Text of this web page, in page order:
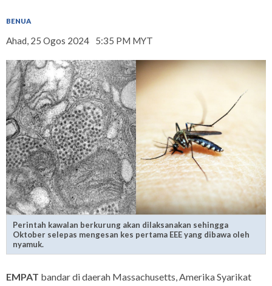
BENUA
Ahad, 25 Ogos 2024 5:35 PM MYT
Perintah kawalan berkurung akan dilaksanakan sehingga
Oktober selepas mengesan kes pertama EEE yang dibawa oleh
nyamuk.
EMPAT bandar di daerah Massachusetts, Amerika Syarikat